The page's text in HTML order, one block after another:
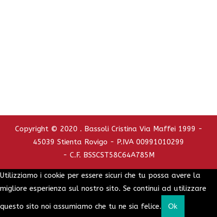
Copyright © 2020 . Bassoli Cristina Via Maffei 1999 -
45039 Stienta Rovigo - P.IVA 00991010299
- C.F. BSSCST58C64A785M
Utilizziamo i cookie per essere sicuri che tu possa avere la
migliore esperienza sul nostro sito. Se continui ad utilizzare
questo sito noi assumiamo che tu ne sia felice. Ok